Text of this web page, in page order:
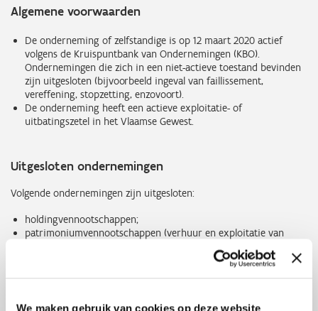
We maken gebruik van cookies op deze website
Algemene voorwaarden
De onderneming of zelfstandige is op 12 maart 2020 actief
volgens de Kruispuntbank van Ondernemingen (KBO).
Ondernemingen die zich in een niet-actieve toestand bevinden
zijn uitgesloten (bijvoorbeeld ingeval van faillissement,
vereffening, stopzetting, enzovoort).
De onderneming heeft een actieve exploitatie- of
uitbatingszetel in het Vlaamse Gewest.
Uitgesloten ondernemingen
Volgende ondernemingen zijn uitgesloten:
holdingvennootschappen;
patrimoniumvennootschappen (verhuur en exploitatie van
eigen of geleased niet-residentieel onroerend goed, exclusief